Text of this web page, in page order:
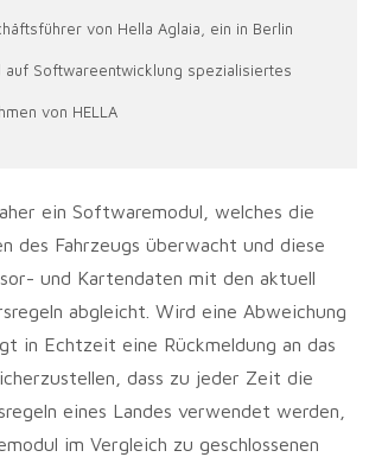
von Hella Aglaia, ein in Berlin
auf Softwareentwicklung spezialisiertes
von HELLA
ein Softwaremodul, welches die
des Fahrzeugs überwacht und diese
und Kartendaten mit den aktuell
abgleicht. Wird eine Abweichung
in Echtzeit eine Rückmeldung an das
dass zu jeder Zeit die
eines Landes verwendet werden,
im Vergleich zu geschlossenen